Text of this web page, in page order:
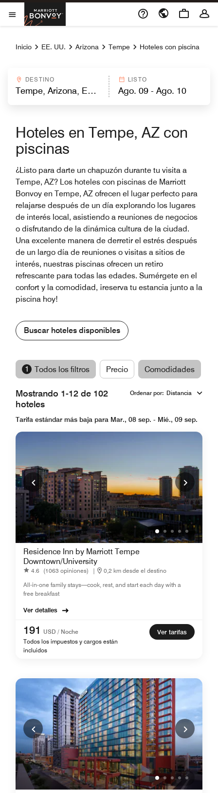
Skip to Content
Abrir el menú
Marriott Bonvoy
Inicio EE. UU. Arizona Tempe Hoteles con piscina
DESTINO LISTO
Hoteles en Tempe, AZ con
piscinas
¿Listo para darte un chapuzón durante tu visita a
Tempe, AZ? Los hoteles con piscinas de Marriott
Bonvoy en Tempe, AZ ofrecen el lugar perfecto para
relajarse después de un día explorando los lugares
de interés local, asistiendo a reuniones de negocios
o disfrutando de la dinámica cultura de la ciudad.
Una excelente manera de derretir el estrés después
de un largo día de reuniones o visitas a sitios de
interés, nuestras piscinas ofrecen un retiro
refrescante para todas las edades. Sumérgete en el
confort y la comodidad, ¡reserva tu estancia junto a la
piscina hoy!
Buscar hoteles disponibles
1 Todos los filtros Precio Comodidades
Mostrando 1-12 de 102
hoteles
Ordenar por: Distancia
Tarifa estándar más baja para Mar., 08 sep. - Mié., 09 sep.
Residence Inn by Marriott Tempe
Downtown/University
4.6 (1063 opiniones) |
0,2 km desde el destino
All-in-one family stays—cook, rest, and start each day with a
free breakfast
Ver detalles
191
USD / Noche
Todos los impuestos y cargos están
incluidos
Ver tarifas